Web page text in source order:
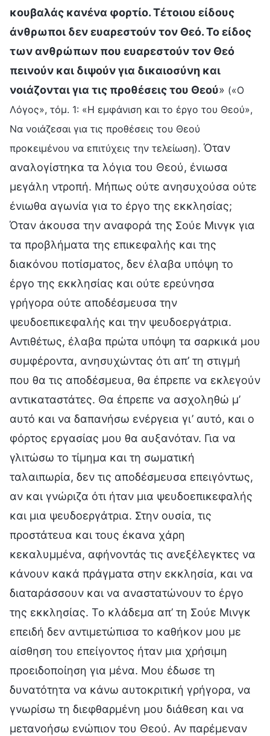
κουβαλάς κανένα φορτίο. Τέτοιου είδους
άνθρωποι δεν ευαρεστούν τον Θεό. Το είδος
των ανθρώπων που ευαρεστούν τον Θεό
πεινούν και διψούν για δικαιοσύνη και
νοιάζονται για τις προθέσεις του Θεού» («Ο
Λόγος», τόμ. 1: «Η εμφάνιση και το έργο του Θεού»,
Να νοιάζεσαι για τις προθέσεις του Θεού
προκειμένου να επιτύχεις την τελείωση). Όταν
αναλογίστηκα τα λόγια του Θεού, ένιωσα
μεγάλη ντροπή. Μήπως ούτε ανησυχούσα ούτε
ένιωθα αγωνία για το έργο της εκκλησίας;
Όταν άκουσα την αναφορά της Σούε Μινγκ για
τα προβλήματα της επικεφαλής και της
διακόνου ποτίσματος, δεν έλαβα υπόψη το
έργο της εκκλησίας και ούτε ερεύνησα
γρήγορα ούτε αποδέσμευσα την
ψευδοεπικεφαλής και την ψευδοεργάτρια.
Αντιθέτως, έλαβα πρώτα υπόψη τα σαρκικά μου
συμφέροντα, ανησυχώντας ότι απ’ τη στιγμή
που θα τις αποδέσμευα, θα έπρεπε να εκλεγούν
αντικαταστάτες. Θα έπρεπε να ασχοληθώ μ’
αυτό και να δαπανήσω ενέργεια γι’ αυτό, και ο
φόρτος εργασίας μου θα αυξανόταν. Για να
γλιτώσω το τίμημα και τη σωματική
ταλαιπωρία, δεν τις αποδέσμευσα επειγόντως,
αν και γνώριζα ότι ήταν μια ψευδοεπικεφαλής
και μια ψευδοεργάτρια. Στην ουσία, τις
προστάτευα και τους έκανα χάρη
κεκαλυμμένα, αφήνοντάς τις ανεξέλεγκτες να
κάνουν κακά πράγματα στην εκκλησία, και να
διαταράσσουν και να αναστατώνουν το έργο
της εκκλησίας. Το κλάδεμα απ’ τη Σούε Μινγκ
επειδή δεν αντιμετώπισα το καθήκον μου με
αίσθηση του επείγοντος ήταν μια χρήσιμη
προειδοποίηση για μένα. Μου έδωσε τη
δυνατότητα να κάνω αυτοκριτική γρήγορα, να
γνωρίσω τη διεφθαρμένη μου διάθεση και να
μετανοήσω ενώπιον του Θεού. Αν παρέμεναν